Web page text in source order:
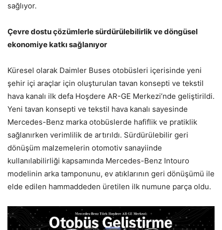
sağlıyor.
Çevre dostu çözümlerle sürdürülebilirlik ve döngüsel
ekonomiye katkı sağlanıyor
Küresel olarak Daimler Buses otobüsleri içerisinde yeni
şehir içi araçlar için oluşturulan tavan konsepti ve tekstil
hava kanalı ilk defa Hoşdere AR-GE Merkezi’nde geliştirildi.
Yeni tavan konsepti ve tekstil hava kanalı sayesinde
Mercedes-Benz marka otobüslerde hafiflik ve pratiklik
sağlanırken verimlilik de artırıldı. Sürdürülebilir geri
dönüşüm malzemelerin otomotiv sanayiinde
kullanılabilirliği kapsamında Mercedes-Benz Intouro
modelinin arka tamponunu, ev atıklarının geri dönüşümü ile
elde edilen hammaddeden üretilen ilk numune parça oldu.